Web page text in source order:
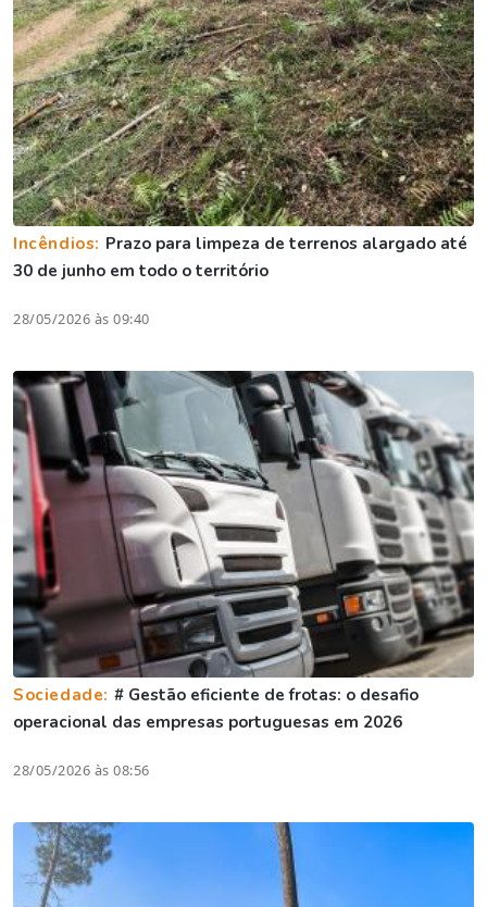
Incêndios: Prazo para limpeza de terrenos alargado até
30 de junho em todo o território
28/05/2026 às 09:40
Sociedade: # Gestão eficiente de frotas: o desafio
operacional das empresas portuguesas em 2026
28/05/2026 às 08:56